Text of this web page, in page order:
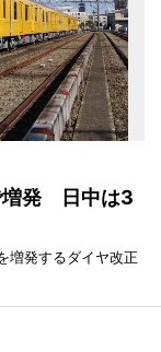
増発 日中は3
増発するダイヤ改正